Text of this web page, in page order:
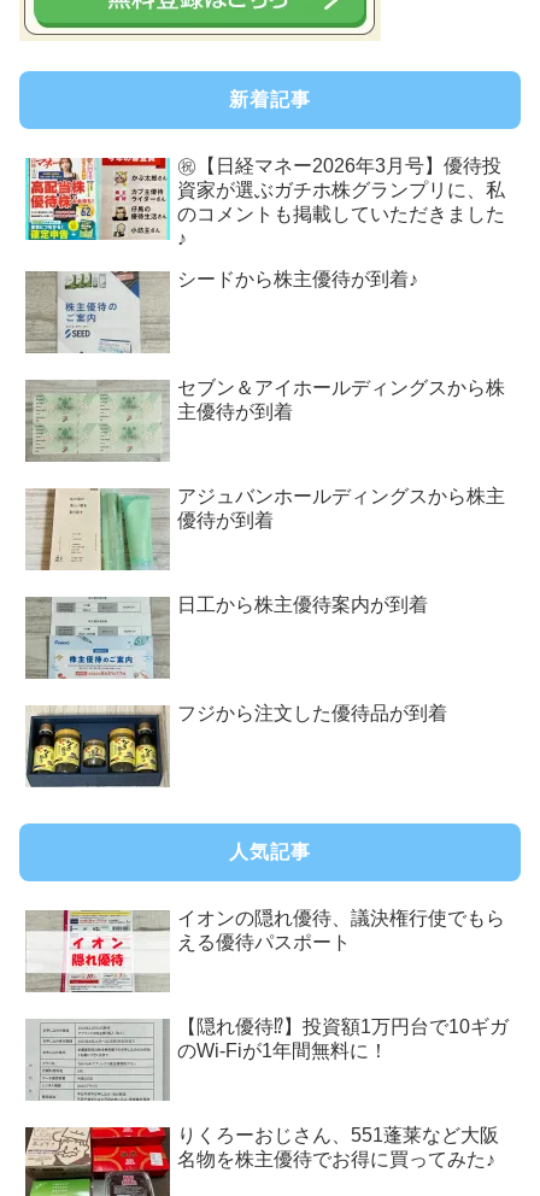
新着記事
㊗【日経マネー2026年3月号】優待投
資家が選ぶガチホ株グランプリに、私
のコメントも掲載していただきました
♪
シードから株主優待が到着♪
セブン＆アイホールディングスから株
主優待が到着
アジュバンホールディングスから株主
優待が到着
日工から株主優待案内が到着
フジから注文した優待品が到着
人気記事
イオンの隠れ優待、議決権行使でもら
える優待パスポート
【隠れ優待⁉︎】投資額1万円台で10ギガ
のWi-Fiが1年間無料に！
りくろーおじさん、551蓬莱など大阪
名物を株主優待でお得に買ってみた♪